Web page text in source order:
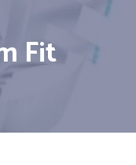
Fit